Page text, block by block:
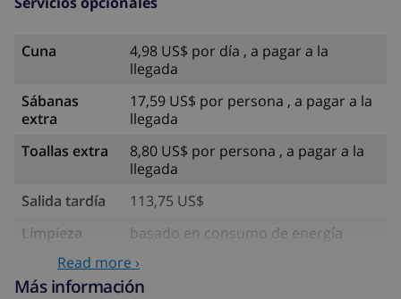
Cuna
4,98 US$ por día , a pagar a la
llegada
Sábanas
extra
17,59 US$ por persona , a pagar a la
llegada
Toallas extra
8,80 US$ por persona , a pagar a la
llegada
Salida tardía
113,75 US$
Limpieza
basado en consumo de energía
Fondo
4.80% del importe total
Read more ›
Más información